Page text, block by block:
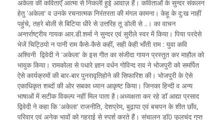
अकेला की कविताएँ आत्मा से निकली हुई आवाज़ हैं। कविताओं के सुन्दर संकलन
हेतु 'अकेला' व उनके रचनात्मक निरंतरता की मंगल कामना। केहू के दु:ख नाहीं
पहुंचे, तहरे बोली से बिटिया धीरे से उत्तरिह तू डोली से ..। का वाचन
अन्तर्राष्ट्रीय गायक आर.डी.शर्मा ने सुन्दर एवं सुरीले स्वर में किया। पिया परदेसे
भेजें चिट्ठियो न पानी राम कैसे-कैसे कहीं, सही केही भाँती राम : युवा कवि
अश्विनी द्विवेदी ने 'अकेला' के इस गीत का संजीदा गायन प्रस्तुत कर माहौल को
भावुक किया। रामकोला से पधारे ज्ञान वर्धन गोविन्द राव ने भोजपुरी को समर्पित
ऐसे कार्यक्रमों की बार-बार पुनरावृतिहोने की सिफारिश की। भोजपुरी के ऐसे
एकाधिकृत शब्दों की ओर सबका ध्यान आकृष्ट किया। जिनका हिन्दी व अन्य
भाषाओं में सटीक विकल्प नहीं मिल पाता है।अध्यक्षता कर रहे डॉ आद्या प्रसाद
द्विवेदी ने कहा कि 'अकेला' राजनीति, देशप्रेम, बुढ़ापा एवं बचपन के शीत छॉंव,
परिवार एवं अनेक भावों को गहराई से स्पर्श करते हैं। संचालन डॉ0 फूलचंद गुप्त